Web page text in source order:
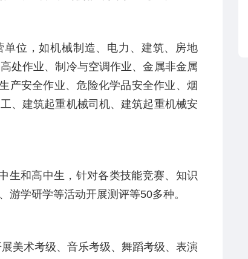
单位，如机械制造、电力、建筑、房地
处作业、制冷与空调作业、金属非金属
产安全作业、危险化学品安全作业、烟
、建筑起重机械司机、建筑起重机械安
生和高中生，针对各类技能竞赛、知识
游学研学等活动开展测评等50多种。
美术考级、音乐考级、舞蹈考级、表演